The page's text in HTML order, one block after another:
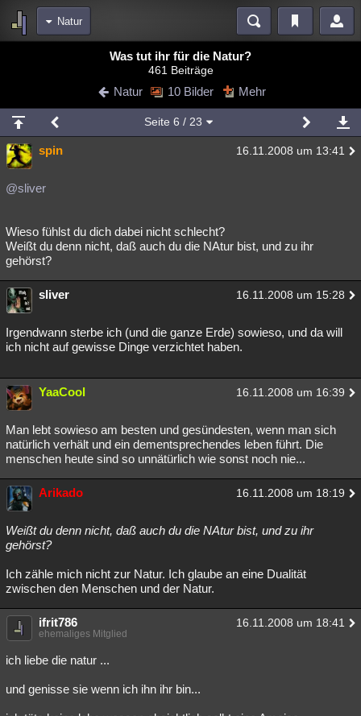
Natur
Blogs Videos
Chat Wiki Neuigkeiten
meine Rubriken
Menschen Mystery Kriminalfälle
Spiritualität
weitere Rubriken
Philosophie
Astronomie Gaming Filme
Musik Clash Verbesserungen Allmystery English
Übersichten
Besucht Teilgenommen Alle Neue Geschlossen
Lesenswert
Was tut ihr für die Natur?
461 Beiträge
Natur 10 Bilder Mehr
Seite 6 / 23
spin 16.11.2008 um 13:41
@sliver
Wieso fühlst du dich dabei nicht schlecht?
Weißt du denn nicht, daß auch du die NAtur bist, und zu ihr
gehörst?
sliver 16.11.2008 um 15:28
Irgendwann sterbe ich (und die ganze Erde) sowieso, und da will
ich nicht auf gewisse Dinge verzichtet haben.
YaaCool 16.11.2008 um 16:39
Man lebt sowieso am besten und gesündesten, wenn man sich
natürlich verhält und ein dementsprechendes leben führt. Die
menschen heute sind so unnätürlich wie sonst noch nie...
Arikado 16.11.2008 um 18:19
Weißt du denn nicht, daß auch du die NAtur bist, und zu ihr
gehörst?
Ich zähle mich nicht zur Natur. Ich glaube an eine Dualität
zwischen den Menschen und der Natur.
ifrit786 16.11.2008 um 18:41
ehemaliges Mitglied
ich liebe die natur ...
und genisse sie wenn ich ihn ihr bin...